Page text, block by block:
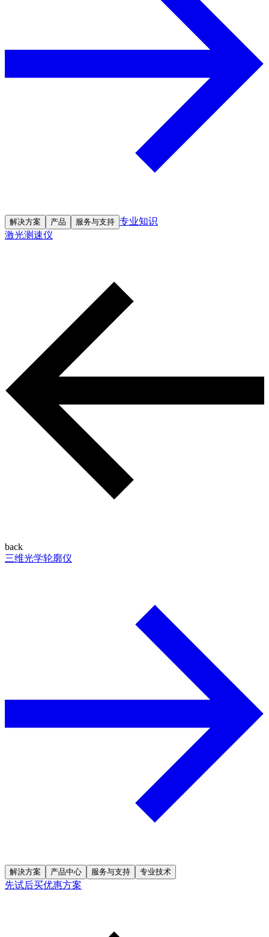
解决方案 产品 服务与支持 专业知识
激光测速仪
back
三维光学轮廓仪
解決方案 产品中心 服务与支持 专业技术
先试后买优惠方案